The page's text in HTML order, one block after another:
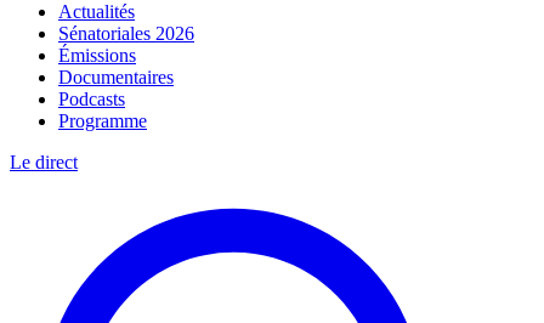
Actualités
Sénatoriales 2026
Émissions
Documentaires
Podcasts
Programme
Le direct